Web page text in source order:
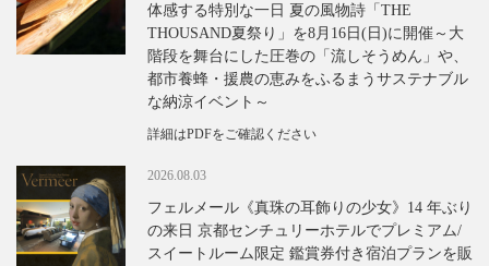
体感する特別な一日 夏の風物詩「THE
THOUSAND夏祭り」を8月16日(日)に開催～大
階段を舞台にした圧巻の「流しそうめん」や、
都市養蜂・援農の恵みをふるまうサステナブル
な納涼イベント～
詳細はPDFをご確認ください
2026.08.03
フェルメール《真珠の耳飾りの少女》14 年ぶり
の来日 京都センチュリーホテルでプレミアム/
スイートルーム限定 鑑賞券付き宿泊プランを販